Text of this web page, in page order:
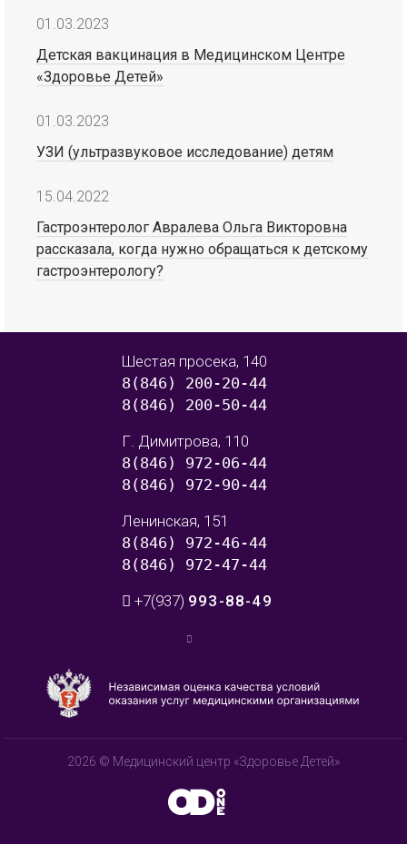
01.03.2023
Детская вакцинация в Медицинском Центре
«Здоровье Детей»
01.03.2023
УЗИ (ультразвуковое исследование) детям
15.04.2022
Гастроэнтеролог Авралева Ольга Викторовна
рассказала, когда нужно обращаться к детскому
гастроэнтерологу?
Шестая просека, 140
8(846) 200-20-44
8(846) 200-50-44
Г. Димитрова, 110
8(846) 972-06-44
8(846) 972-90-44
Ленинская, 151
8(846) 972-46-44
8(846) 972-47-44
+7(937) 993-88-49
2026 © Медицинский центр «Здоровье Детей»